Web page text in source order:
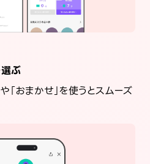
ぶ
「おまかせ」を使うとスムーズ